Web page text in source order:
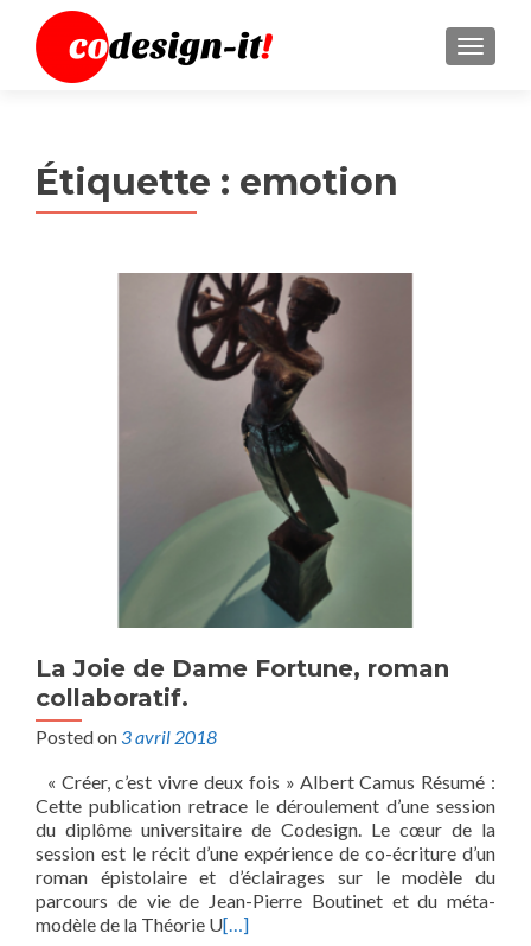
MENU
Étiquette : emotion
La Joie de Dame Fortune, roman
collaboratif.
Posted on 3 avril 2018
« Créer, c’est vivre deux fois » Albert Camus Résumé :
Cette publication retrace le déroulement d’une session
du diplôme universitaire de Codesign. Le cœur de la
session est le récit d’une expérience de co-écriture d’un
roman épistolaire et d’éclairages sur le modèle du
parcours de vie de Jean-Pierre Boutinet et du méta-
modèle de la Théorie U[…]